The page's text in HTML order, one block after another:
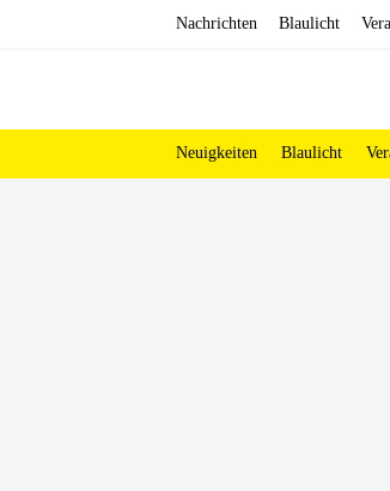
Nachrichten Blaulicht
Neuigkeiten Blaulicht